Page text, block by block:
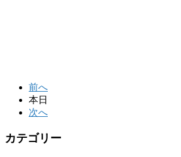
前へ
本日
次へ
カテゴリー